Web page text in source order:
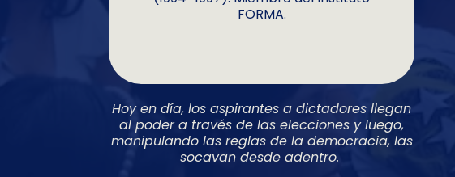
FORMA.
Hoy en día, los aspirantes a dictadores llegan
al poder a través de las elecciones y luego,
manipulando las reglas de la democracia, las
socavan desde adentro.